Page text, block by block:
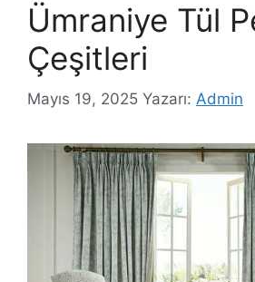
Ümraniye Tül
Çeşitleri
Mayıs 19, 2025 Yazarı: Admin